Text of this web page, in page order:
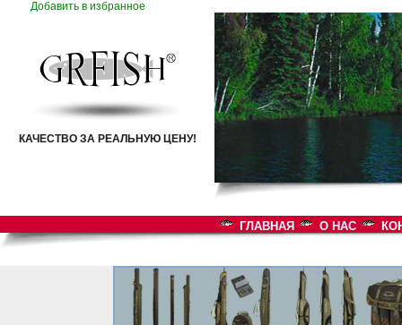
Добавить в избранное
КАЧЕСТВО ЗА РЕАЛЬНУЮ ЦЕНУ!
ГЛАВНАЯ О НАС